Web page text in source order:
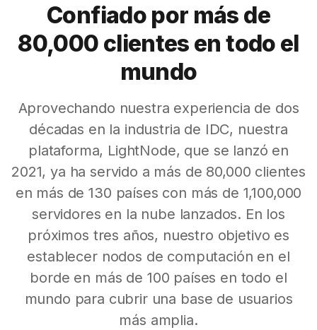
Confiado por más de
80,000 clientes en todo el
mundo
Aprovechando nuestra experiencia de dos
décadas en la industria de IDC, nuestra
plataforma, LightNode, que se lanzó en
2021, ya ha servido a más de 80,000 clientes
en más de 130 países con más de 1,100,000
servidores en la nube lanzados. En los
próximos tres años, nuestro objetivo es
establecer nodos de computación en el
borde en más de 100 países en todo el
mundo para cubrir una base de usuarios
más amplia.